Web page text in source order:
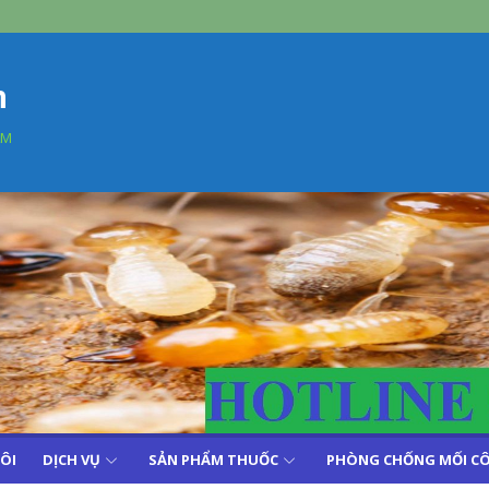
DỊCH VỤ SẢN PHẨM THUỐC PHÒNG CHỐNG MỐI